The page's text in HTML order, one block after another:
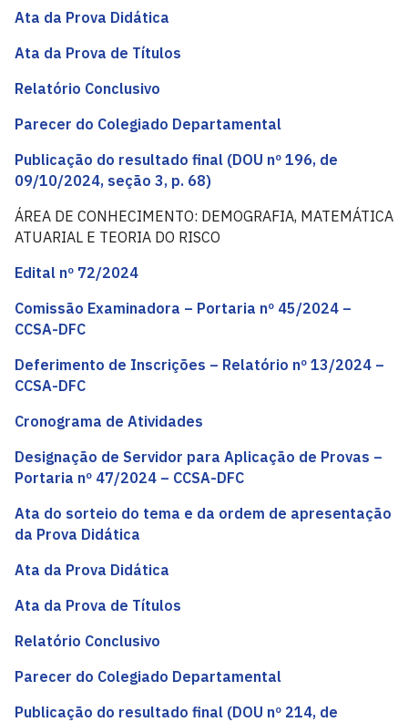
Ata da Prova Didática
Ata da Prova de Títulos
Relatório Conclusivo
Parecer do Colegiado Departamental
Publicação do resultado final (DOU nº 196, de
09/10/2024, seção 3, p. 68)
ÁREA DE CONHECIMENTO: DEMOGRAFIA, MATEMÁTICA
ATUARIAL E TEORIA DO RISCO
Edital nº 72/2024
Comissão Examinadora – Portaria nº 45/2024 –
CCSA-DFC
Deferimento de Inscrições – Relatório nº 13/2024 –
CCSA-DFC
Cronograma de Atividades
Designação de Servidor para Aplicação de Provas –
Portaria nº 47/2024 – CCSA-DFC
Ata do sorteio do tema e da ordem de apresentação
da Prova Didática
Ata da Prova Didática
Ata da Prova de Títulos
Relatório Conclusivo
Parecer do Colegiado Departamental
Publicação do resultado final (DOU nº 214, de